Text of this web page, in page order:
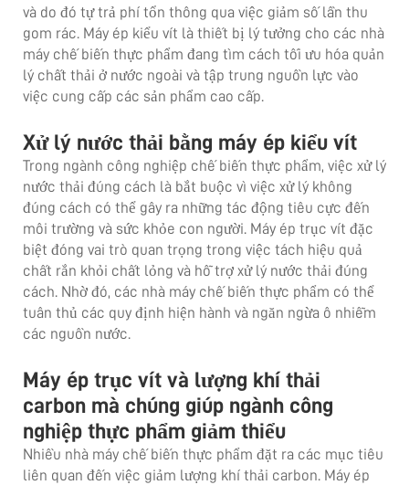
và do đó tự trả phí tổn thông qua việc giảm số lần thu
gom rác. Máy ép kiểu vít là thiết bị lý tưởng cho các nhà
máy chế biến thực phẩm đang tìm cách tối ưu hóa quản
lý chất thải ở nước ngoài và tập trung nguồn lực vào
việc cung cấp các sản phẩm cao cấp.
Xử lý nước thải bằng máy ép kiểu vít
Trong ngành công nghiệp chế biến thực phẩm, việc xử lý
nước thải đúng cách là bắt buộc vì việc xử lý không
đúng cách có thể gây ra những tác động tiêu cực đến
môi trường và sức khỏe con người. Máy ép trục vít đặc
biệt đóng vai trò quan trọng trong việc tách hiệu quả
chất rắn khỏi chất lỏng và hỗ trợ xử lý nước thải đúng
cách. Nhờ đó, các nhà máy chế biến thực phẩm có thể
tuân thủ các quy định hiện hành và ngăn ngừa ô nhiễm
các nguồn nước.
Máy ép trục vít và lượng khí thải
carbon mà chúng giúp ngành công
nghiệp thực phẩm giảm thiểu
Nhiều nhà máy chế biến thực phẩm đặt ra các mục tiêu
liên quan đến việc giảm lượng khí thải carbon. Máy ép